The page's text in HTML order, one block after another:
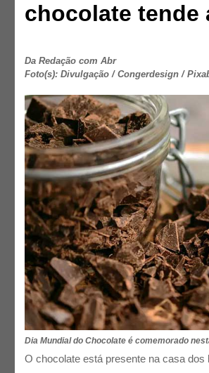
chocolate tende
Da Redação com Abr
Foto(s): Divulgação / Congerdesign /
Dia Mundial do Chocolate é comemorado
O chocolate está presente na casa